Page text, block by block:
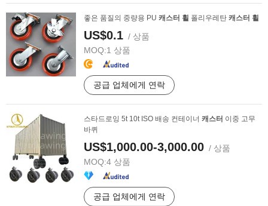
좋은 품질의 중량용 PU 캐스터 휠 폴리우레탄 캐스터 휠
US$0.1 / 상품
MOQ:1 상품
공급 업체에게 연락
스타드로잉 5t 10t ISO 배송 컨테이너 캐스터 이중 고무
바퀴
US$1,000.00-3,000.00 / 상품
MOQ:4 상품
공급 업체에게 연락